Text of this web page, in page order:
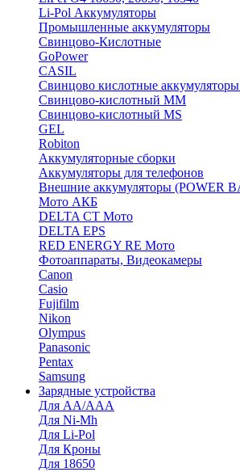
Li-Pol Аккумуляторы
Промышленные аккумуляторы
Свинцово-Кислотные
GoPower
CASIL
Свинцово кислотные
Cвинцово-кислотный MM
Cвинцово-кислотный MS
GEL
Robiton
Аккумуляторные сборки
Аккумуляторы для телефонов
Внешние аккумуляторы (POWER
Мото АКБ
DELTA CT Мото
DELTA EPS
RED ENERGY RE Мото
Фотоаппараты, Видеокамеры
Canon
Casio
Fujifilm
Nikon
Olympus
Panasonic
Pentax
Samsung
Зарядные устройства
Для AA/AAA
Для Ni-Mh
Для Li-Pol
Для Кроны
Для 18650